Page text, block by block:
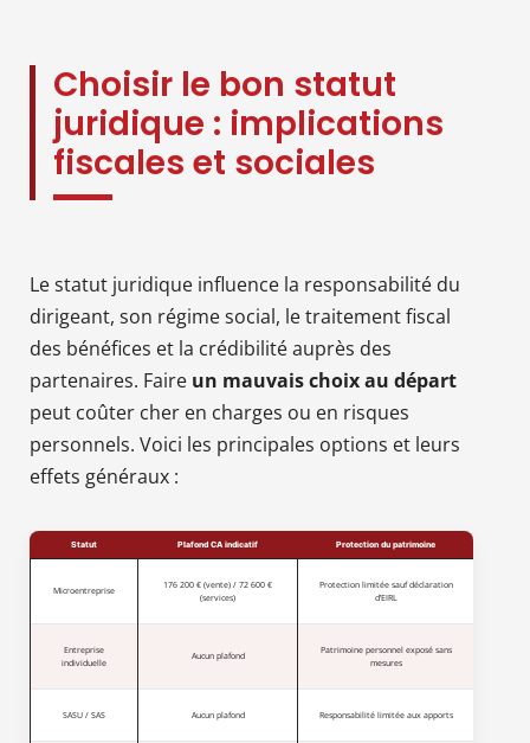
Choisir le bon statut
juridique : implications
fiscales et sociales
Le statut juridique influence la responsabilité du
dirigeant, son régime social, le traitement fiscal
des bénéfices et la crédibilité auprès des
partenaires. Faire un mauvais choix au départ
peut coûter cher en charges ou en risques
personnels. Voici les principales options et leurs
effets généraux :
Statut Plafond CA indicatif Protection du patrimoine
Microentreprise
176 200 € (vente) / 72 600 €
(services)
Protection limitée sauf déclaration
d’EIRL
Entreprise
individuelle
Aucun plafond
Patrimoine personnel exposé sans
mesures
SASU / SAS Aucun plafond Responsabilité limitée aux apports